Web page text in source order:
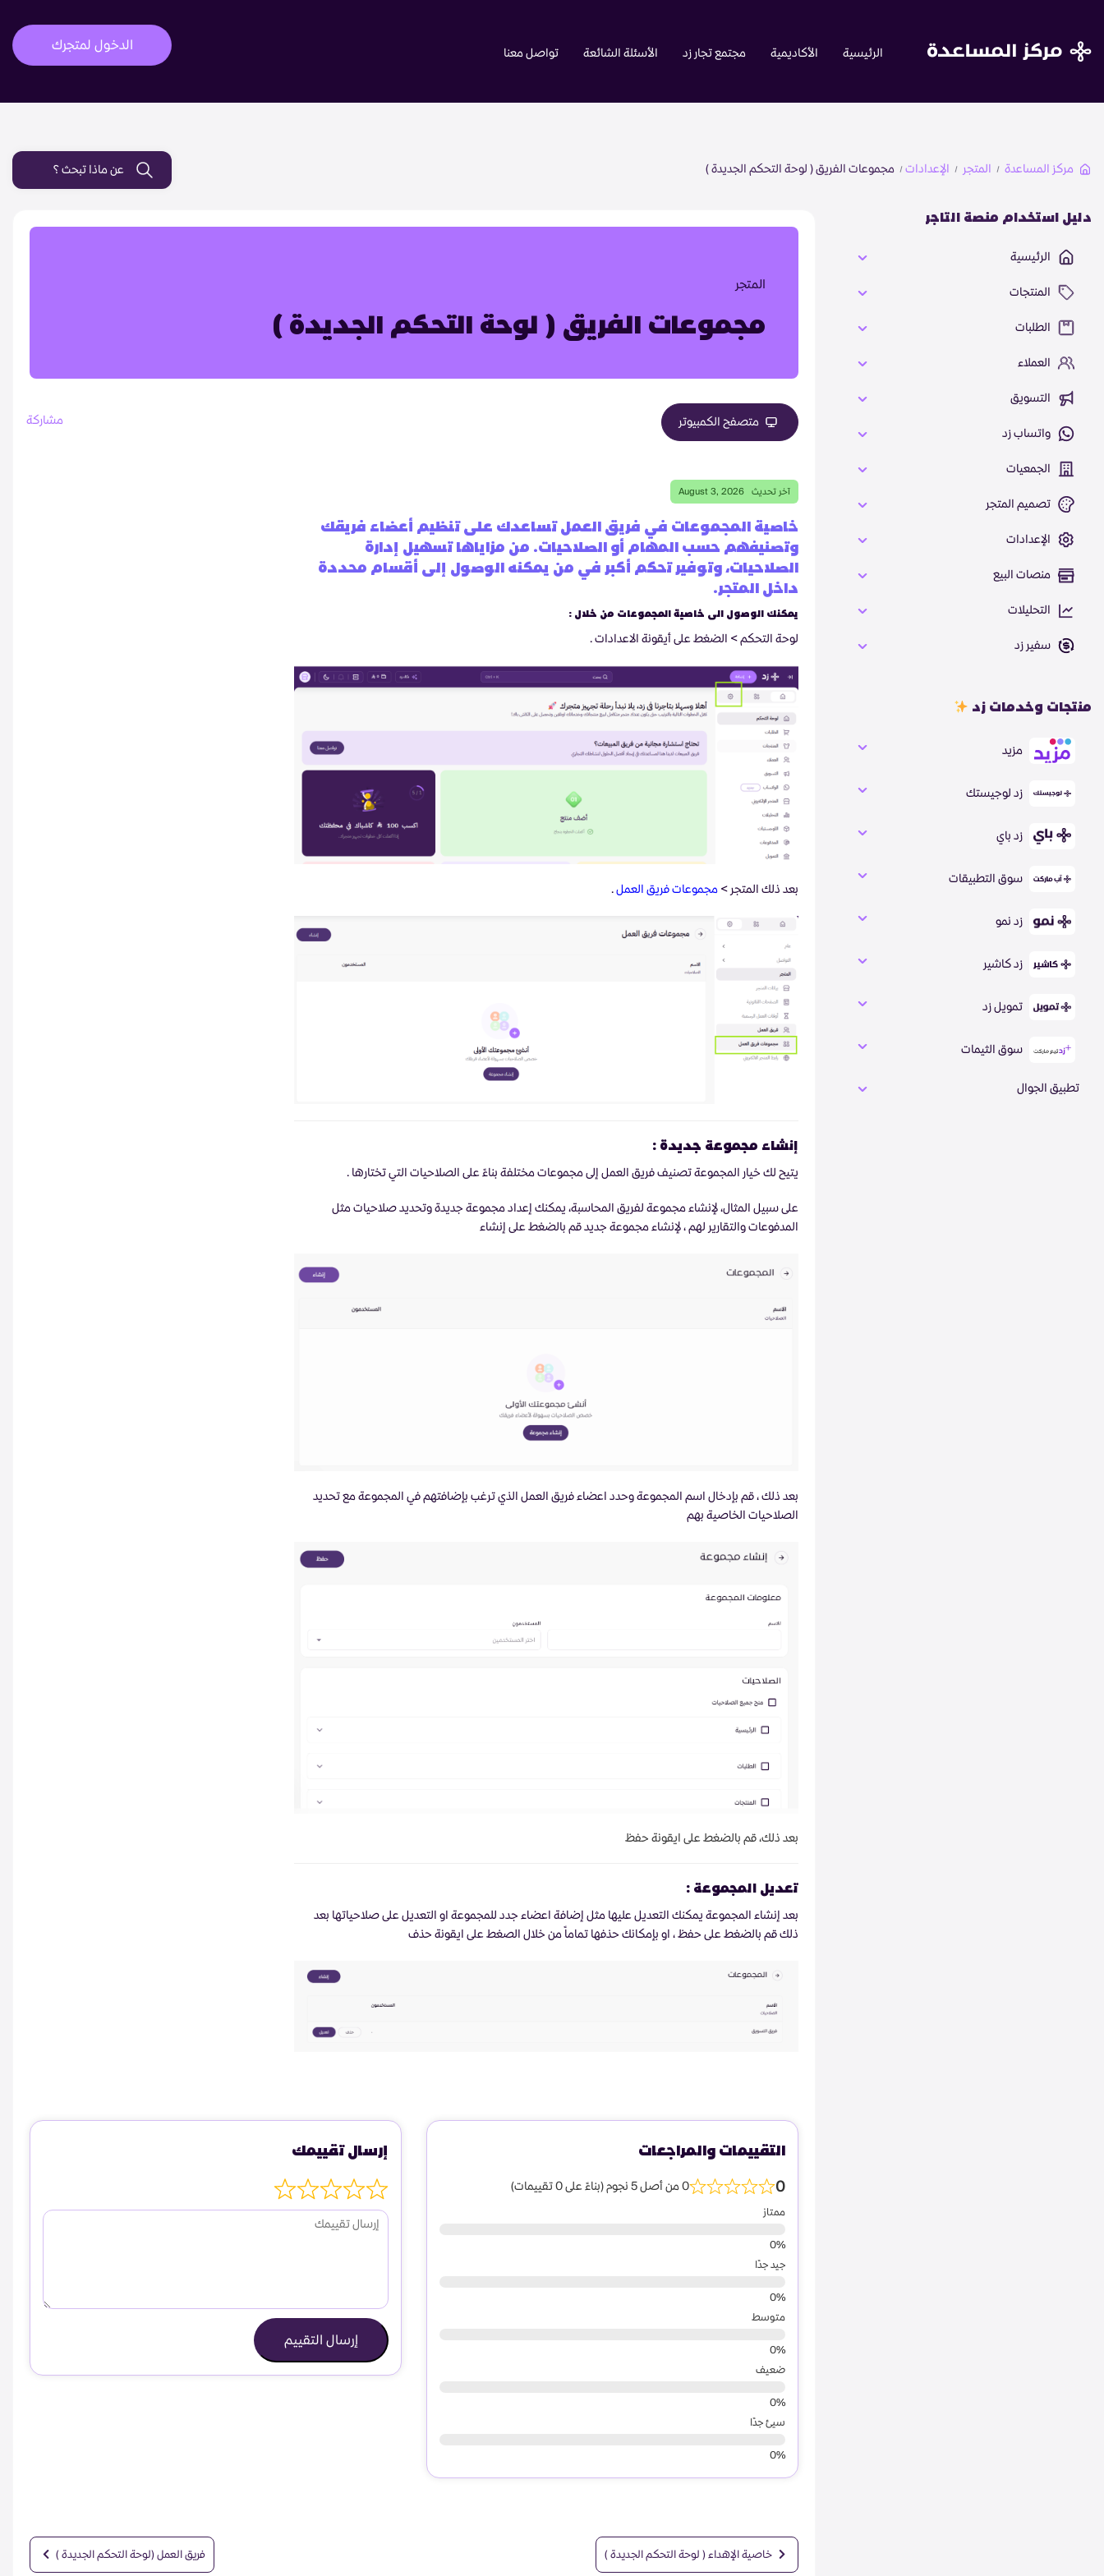
الرئيسية الأكاديمية مجتمع تجار زد الأسئلة الشائعة تواصل معنا الدخول لمتجرك close
الأكاديمية
مجتمع تجار زد
الأسئلة الشائعة
تواصل معنا
مركز المساعدة المتجر الإعدادات مجموعات الفريق ( لوحة التحكم الجديدة ) عن ماذا تبحث ؟
دليل استخدام منصة التاجر
الرئيسية
المنتجات
الطلبات
العملاء
التسويق
واتساب زد
الجمعيات
تصميم المتجر
الإعدادات
منصات البيع
التحليلات
سفير زد
منتجات وخدمات زد
مزيد
زد لوجيستك
زد باي
سوق التطبيقات
زد نمو
زد كاشير
تمويل زد
سوق الثيمات
تطبيق الجوال
المتجر
مجموعات الفريق ( لوحة التحكم الجديدة )
مشاركة متصفح الكمبيوتر
آخر تحديث August 3, 2026
خاصية المجموعات في فريق العمل تساعدك على تنظيم أعضاء فريقك
وتصنيفهم حسب المهام أو الصلاحيات. من مزاياها تسهيل إدارة
الصلاحيات، وتوفير تحكم أكبر في من يمكنه الوصول إلى أقسام محددة
داخل المتجر.
يمكنك الوصول الى خاصية المجموعات من خلال :
لوحة التحكم > الضغط على أيقونةالاعدادات.
بعد ذلك المتجر >مجموعات فريق العمل.
إنشاء مجموعة جديدة :
يتيح لك خيار المجموعة تصنيف فريق العمل إلى مجموعات مختلفة بناءً على الصلاحيات التي تختارها .
على سبيل المثال، لإنشاء مجموعة لفريق المحاسبة، يمكنك إعداد مجموعة جديدة وتحديد صلاحيات مثل
المدفوعات والتقارير لهم ، لإنشاء مجموعة جديد قم بالضغط على إنشاء
بعد ذلك ، قم بإدخال اسم المجموعة وحدد اعضاء فريق العمل الذي ترغب بإضافتهم في المجموعة مع تحديد
الصلاحيات الخاصية بهم
بعد ذلك، قم بالضغط على ايقونة حفظ
تعديل المجموعة :
بعد إنشاء المجموعة يمكنك التعديل عليها مثل إضافة اعضاء جدد للمجموعة او التعديل على صلاحياتها بعد
ذلك قم بالضغط على حفظ ، او بإمكانك حذفها تماماً من خلال الصغط على ايقونة حذف
التقييمات والمراجعات
0 0 من أصل 5 نجوم (بناءً على 0 تقييمات)
ممتاز
جيد جدًا
متوسط
ضعيف
سيئ جدًا
إرسال تقييمك
إرسال التقييم
خاصية الإهداء ( لوحة التحكم الجديدة ) فريق العمل (لوحة التحكم الجديدة )